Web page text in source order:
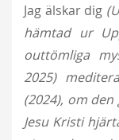
Jag älskar dig
hämtad ur
outtömliga
2025)
(2024), om
Jesu Kristi